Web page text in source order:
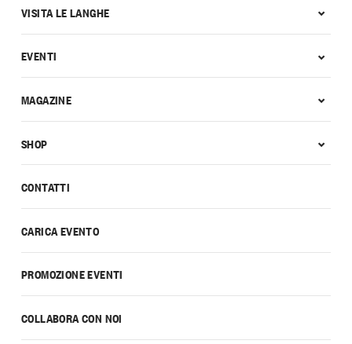
CONTATTI
CARICA EVENTO
PROMOZIONE EVENTI
COLLABORA CON NOI
VISITA LE LANGHE
EVENTI
MAGAZINE
SHOP